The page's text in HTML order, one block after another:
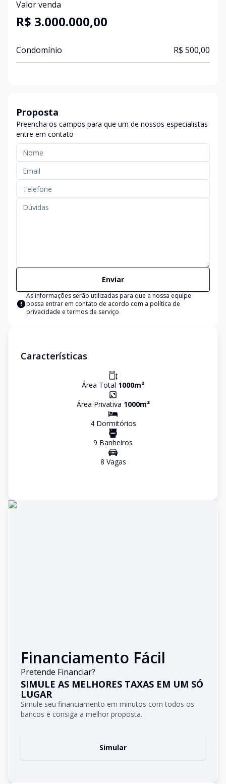
Valor venda
R$ 3.000.000,00
Condomínio R$ 500,00
Proposta
Preencha os campos para que um de nossos especialistas
entre em contato
Enviar
As informações serão utilizadas para que a nossa equipe
possa entrar em contato de acordo com a política de
privacidade e termos de serviço
Características
Área Total 1000m²
Área Privativa 1000m²
4Dormitórios
9 Banheiros
8 Vagas
Financiamento Fácil
Pretende Financiar?
SIMULE AS MELHORES TAXAS EM UM SÓ
LUGAR
Simule seu financiamento em minutos com todos os
bancos e consiga a melhor proposta.
Simular